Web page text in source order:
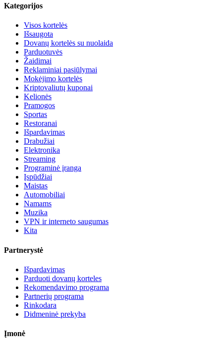
Kategorijos
Visos kortelės
Išsaugota
Dovanų kortelės su nuolaida
Parduotuvės
Žaidimai
Reklaminiai pasiūlymai
Mokėjimo kortelės
Kriptovaliutų kuponai
Kelionės
Pramogos
Sportas
Restoranai
Išpardavimas
Drabužiai
Elektronika
Streaming
Programinė įranga
Įspūdžiai
Maistas
Automobiliai
Namams
Muzika
VPN ir interneto saugumas
Kita
Partnerystė
Išpardavimas
Parduoti dovanų korteles
Rekomendavimo programa
Partnerių programa
Rinkodara
Didmeninė prekyba
Įmonė